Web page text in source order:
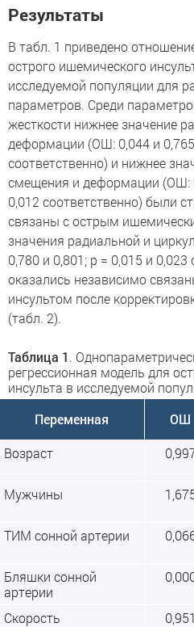
Результаты
В табл. 1 приведено
острого ишемического
исследуемой популяции для
параметров. Среди
жесткости нижнее значение
деформации (ОШ: 0,044 и
соответственно) и нижнее
смещения и деформации (ОШ:
0,012 соответственно) были
связаны с острым
значения радиальной и
0,780 и 0,801; p = 0,015 и 0,023
оказались независимо
инсультом после
(табл. 2).
Таблица 1.
регрессионная модель для
инсульта в исследуемой
Переменная
ОШ
Возраст
Мужчины
ТИМ сонной артерии
Бляшки сонной
артерии
Скорость
0,951